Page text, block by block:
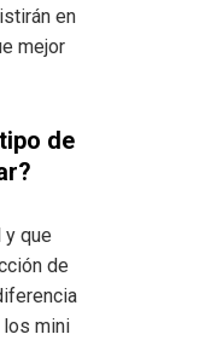
en
mejor
de
y que
de
los mini